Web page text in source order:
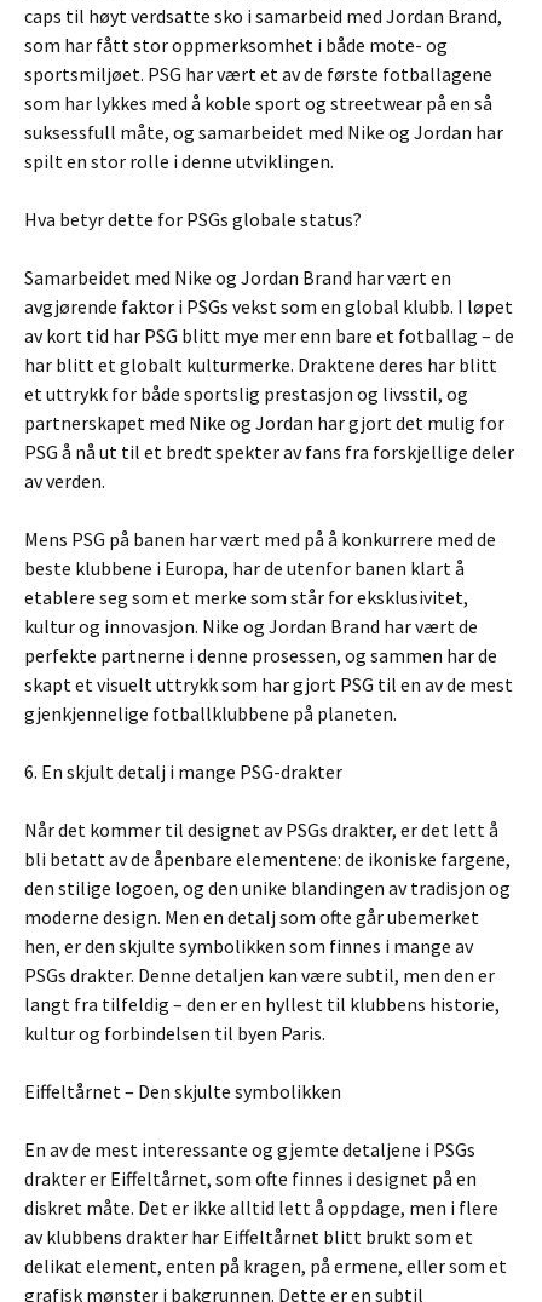
caps til høyt verdsatte sko i samarbeid med Jordan Brand,
som har fått stor oppmerksomhet i både mote- og
sportsmiljøet. PSG har vært et av de første fotballagene
som har lykkes med å koble sport og streetwear på en så
suksessfull måte, og samarbeidet med Nike og Jordan har
spilt en stor rolle i denne utviklingen.
Hva betyr dette for PSGs globale status?
Samarbeidet med Nike og Jordan Brand har vært en
avgjørende faktor i PSGs vekst som en global klubb. I løpet
av kort tid har PSG blitt mye mer enn bare et fotballag – de
har blitt et globalt kulturmerke. Draktene deres har blitt
et uttrykk for både sportslig prestasjon og livsstil, og
partnerskapet med Nike og Jordan har gjort det mulig for
PSG å nå ut til et bredt spekter av fans fra forskjellige deler
av verden.
Mens PSG på banen har vært med på å konkurrere med de
beste klubbene i Europa, har de utenfor banen klart å
etablere seg som et merke som står for eksklusivitet,
kultur og innovasjon. Nike og Jordan Brand har vært de
perfekte partnerne i denne prosessen, og sammen har de
skapt et visuelt uttrykk som har gjort PSG til en av de mest
gjenkjennelige fotballklubbene på planeten.
6. En skjult detalj i mange PSG-drakter
Når det kommer til designet av PSGs drakter, er det lett å
bli betatt av de åpenbare elementene: de ikoniske fargene,
den stilige logoen, og den unike blandingen av tradisjon og
moderne design. Men en detalj som ofte går ubemerket
hen, er den skjulte symbolikken som finnes i mange av
PSGs drakter. Denne detaljen kan være subtil, men den er
langt fra tilfeldig – den er en hyllest til klubbens historie,
kultur og forbindelsen til byen Paris.
Eiffeltårnet – Den skjulte symbolikken
En av de mest interessante og gjemte detaljene i PSGs
drakter er Eiffeltårnet, som ofte finnes i designet på en
diskret måte. Det er ikke alltid lett å oppdage, men i flere
av klubbens drakter har Eiffeltårnet blitt brukt som et
delikat element, enten på kragen, på ermene, eller som et
grafisk mønster i bakgrunnen. Dette er en subtil